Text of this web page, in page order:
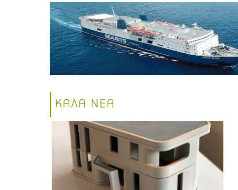
ΚΑΛΑ ΝΕΑ